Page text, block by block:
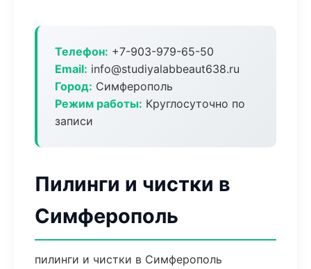
Телефон: +7-903-979-65-50
Email: info@studiyalabbeaut638.ru
Город: Симферополь
Режим работы: Круглосуточно по
записи
Пилинги и чистки в
Симферополь
пилинги и чистки в Симферополь